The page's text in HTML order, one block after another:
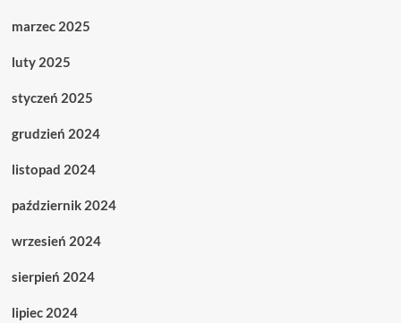
marzec 2025
luty 2025
styczeń 2025
grudzień 2024
listopad 2024
październik 2024
wrzesień 2024
sierpień 2024
lipiec 2024